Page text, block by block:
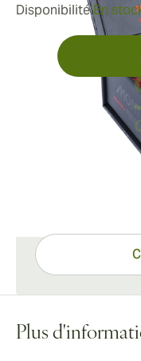
Disponibilité:En
Informations de
Livraison standard
Vous avez des
Plus